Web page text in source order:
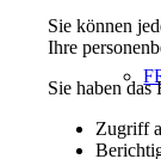
Sie können
Ihre
Sie haben das
Zugriff